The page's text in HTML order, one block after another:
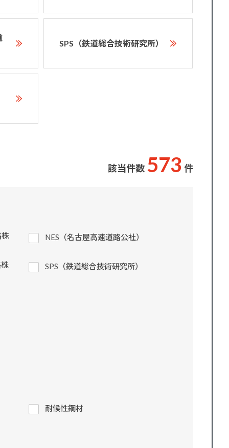
SPS（鉄道総合技術研究所）
該当件数 573 件
NES（名古屋高速道路公社）
SPS（鉄道総合技術研究所）
耐候性鋼材